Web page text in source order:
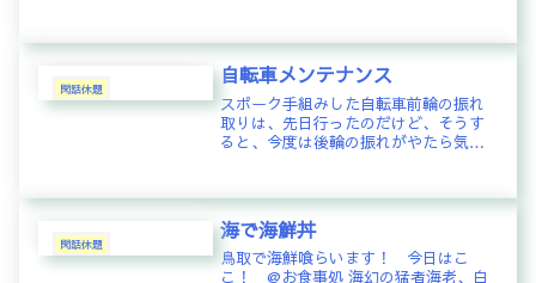
ッセージ見て行ってきました～小雨模
様もまた趣があって良かったで...
閑話休題
自転車メンテナンス
スポーク手組みした自転車前輪の振れ
取りは、先日行ったのだけど、そうす
ると、今度は後輪の振れがやたら気に
ーキパッドを幅0.5mmくらいでリムに
寄せ、車輪を回転させてパッドにリ...
閑話休題
海で海鮮丼
鳥取で海鮮喰らいます！ 今日はこ
こ！ @お食事処 海幻の猛者海老、白